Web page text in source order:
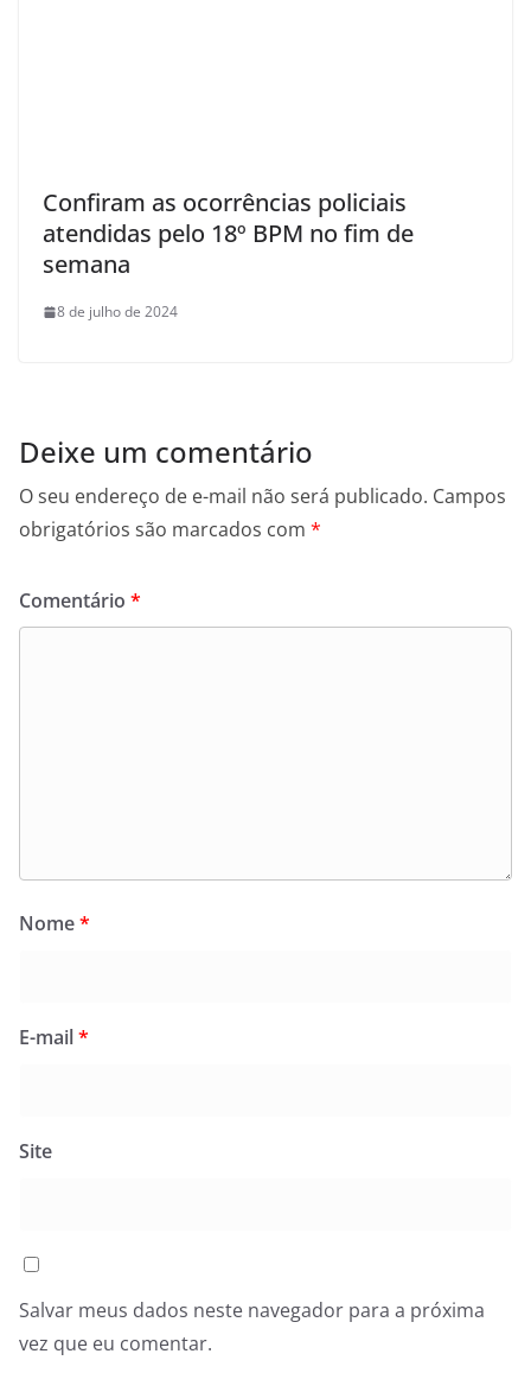
Confiram as ocorrências policiais
atendidas pelo 18º BPM no fim de
semana
8 de julho de 2024
Deixe um comentário
O seu endereço de e-mail não será publicado. Campos
obrigatórios são marcados com *
Comentário *
Nome*
E-mail*
Site
Salvar meus dados neste navegador para a próxima
vez que eu comentar.